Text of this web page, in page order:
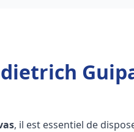
, il est essentiel de